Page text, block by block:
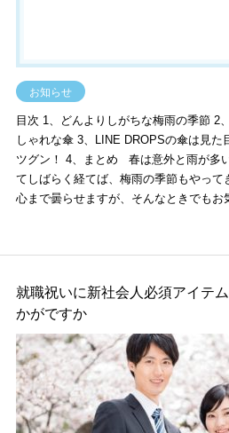
お知らせ
目次 1、どんよりしがちな梅雨の季節 2
しゃれな傘 3、LINE DROPSの傘は見た
ツグン！ 4、まとめ 春は意外と雨が多
てしばらく経てば、梅雨の季節もやって
心まで曇らせますが、そんなときでも
就職祝いに新社会人必須アイテ
かがですか